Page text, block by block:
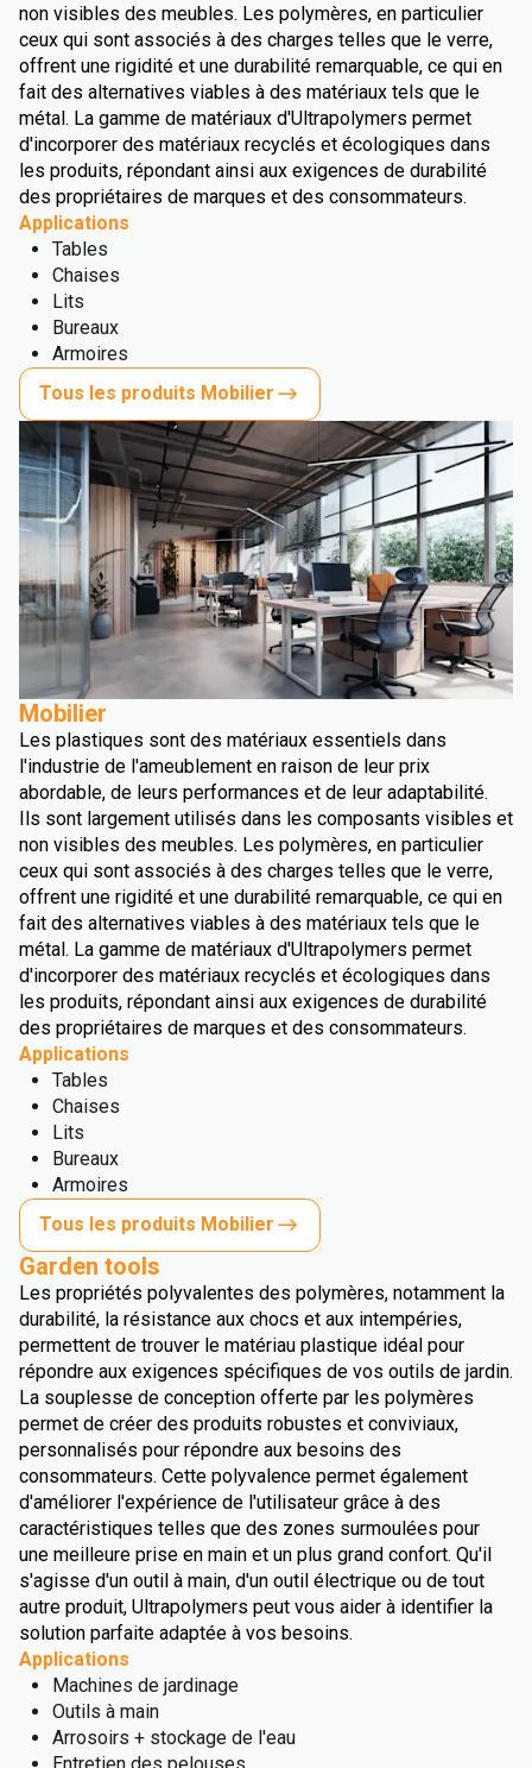
non visibles des meubles. Les polymères, en particulier
ceux qui sont associés à des charges telles que le verre,
offrent une rigidité et une durabilité remarquable, ce qui en
fait des alternatives viables à des matériaux tels que le
métal. La gamme de matériaux d'Ultrapolymers permet
d'incorporer des matériaux recyclés et écologiques dans
les produits, répondant ainsi aux exigences de durabilité
des propriétaires de marques et des consommateurs.
Applications
Tables
Chaises
Lits
Bureaux
Armoires
Tous les produits Mobilier
Mobilier
Les plastiques sont des matériaux essentiels dans
l'industrie de l'ameublement en raison de leur prix
abordable, de leurs performances et de leur adaptabilité.
Ils sont largement utilisés dans les composants visibles et
non visibles des meubles. Les polymères, en particulier
ceux qui sont associés à des charges telles que le verre,
offrent une rigidité et une durabilité remarquable, ce qui en
fait des alternatives viables à des matériaux tels que le
métal. La gamme de matériaux d'Ultrapolymers permet
d'incorporer des matériaux recyclés et écologiques dans
les produits, répondant ainsi aux exigences de durabilité
des propriétaires de marques et des consommateurs.
Applications
Tables
Chaises
Lits
Bureaux
Armoires
Tous les produits Mobilier
Garden tools
Les propriétés polyvalentes des polymères, notamment la
durabilité, la résistance aux chocs et aux intempéries,
permettent de trouver le matériau plastique idéal pour
répondre aux exigences spécifiques de vos outils de jardin.
La souplesse de conception offerte par les polymères
permet de créer des produits robustes et conviviaux,
personnalisés pour répondre aux besoins des
consommateurs. Cette polyvalence permet également
d'améliorer l'expérience de l'utilisateur grâce à des
caractéristiques telles que des zones surmoulées pour
une meilleure prise en main et un plus grand confort. Qu'il
s'agisse d'un outil à main, d'un outil électrique ou de tout
autre produit, Ultrapolymers peut vous aider à identifier la
solution parfaite adaptée à vos besoins.
Applications
Machines de jardinage
Outils à main
Arrosoirs + stockage de l'eau
Entretien des pelouses